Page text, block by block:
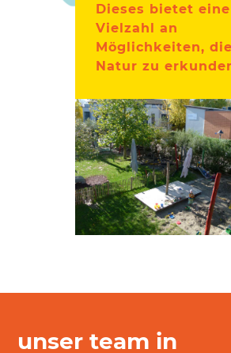
Dieses bietet eine
Vielzahl an
Möglichkeiten, die
Natur zu
unser team in